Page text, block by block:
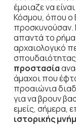
έμοιαζε να
Κόσμου, όπου ο
προσκυνούσαν.
απαντά το ρήμα
αρχαιολογικό
προστασία
άμαχοι που
προαιώνια
για να βρουν
εμείς, σήμερα,
ιστορικής